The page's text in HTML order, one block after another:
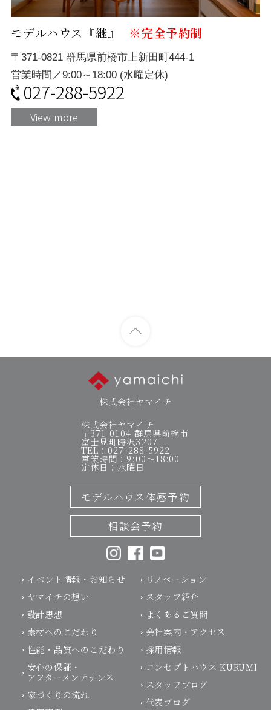
モデルハウス『継』 ※完全予約制
〒371-0821 群馬県前橋市上新田町444-1
営業時間／9:00～18:00 (水曜定休)
027-288-5922
View more
株式会社ヤマイチ
株式会社ヤマイチ
〒371-0104 群馬県前橋市
富士見町時沢3207
TEL：027-288-5922
営業時間：9:00～18:00
定休日：水曜日
モデルハウス体感予約
相談会予約
イベント情報・お知らせ
ヤマイチの想い
設計思想
素材へのこだわり
性能・品質へのこだわり
安心の保証・
アフターメンテナンス
家づくりの流れ
リノベーション
スタッフ紹介
よくあるご質問
会社案内・アクセス
採用情報
コンセプトハウス KURUMI
スタッフブログ
代表ブログ